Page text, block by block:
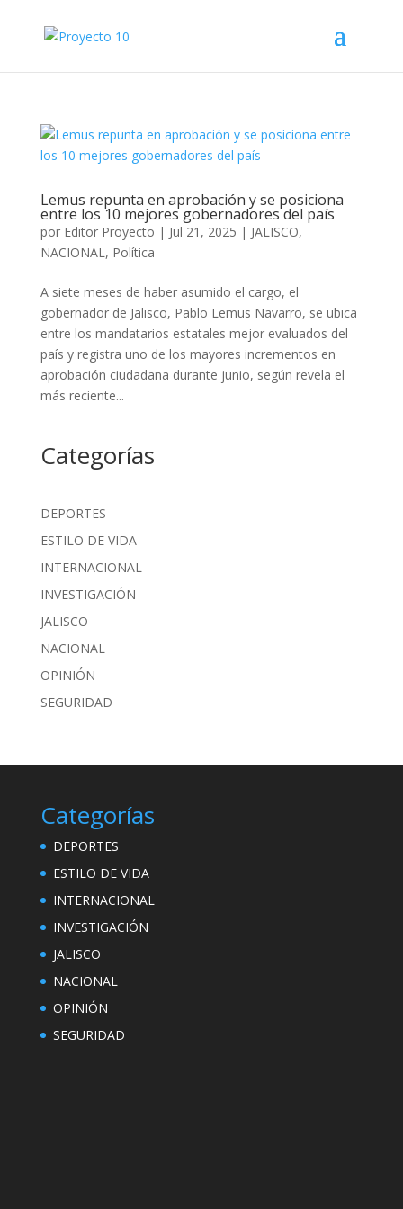
Lemus repunta en aprobación y se posiciona
entre los 10 mejores gobernadores del país
por Editor Proyecto | Jul 21, 2025 | JALISCO,
NACIONAL, Política
A siete meses de haber asumido el cargo, el
gobernador de Jalisco, Pablo Lemus Navarro, se ubica
entre los mandatarios estatales mejor evaluados del
país y registra uno de los mayores incrementos en
aprobación ciudadana durante junio, según revela el
más reciente...
Categorías
DEPORTES
ESTILO DE VIDA
INTERNACIONAL
INVESTIGACIÓN
JALISCO
NACIONAL
OPINIÓN
SEGURIDAD
Categorías
DEPORTES
ESTILO DE VIDA
INTERNACIONAL
INVESTIGACIÓN
JALISCO
NACIONAL
OPINIÓN
SEGURIDAD